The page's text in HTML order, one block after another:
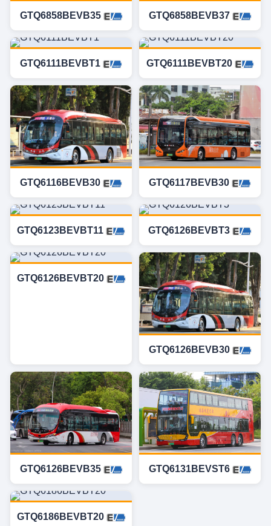
GTQ6858BEVB35 GTQ6858BEVB37
GTQ6111BEVBT1 GTQ6111BEVBT20
GTQ6116BEVB30 GTQ6117BEVB30
GTQ6123BEVBT11 GTQ6126BEVBT3
GTQ6126BEVBT20
GTQ6126BEVB30
GTQ6126BEVB35 GTQ6131BEVST6
GTQ6186BEVBT20